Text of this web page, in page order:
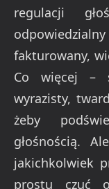
regulacji
fakturowany,
Co więcej –
wyrazisty,
żeby
głośnością.
jakichkolwiek
prostu czuć